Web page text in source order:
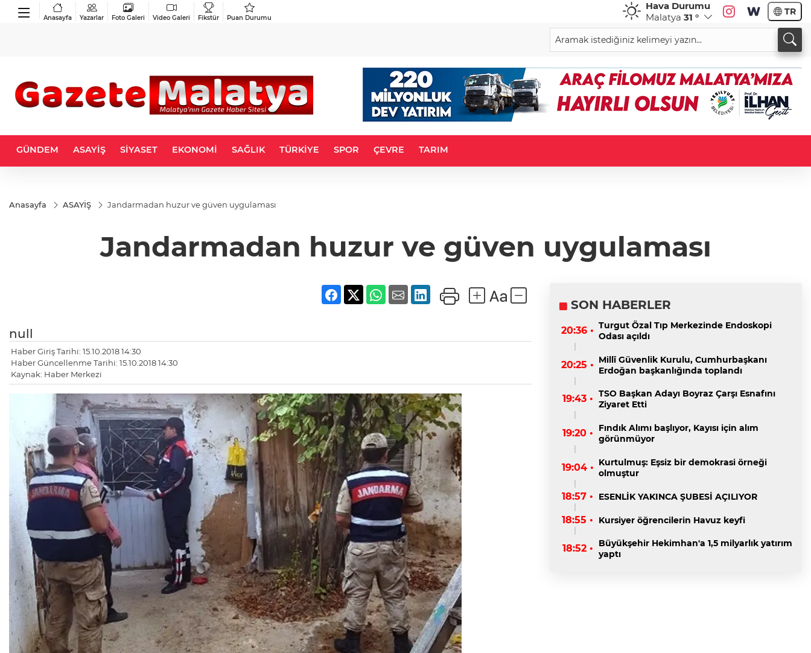
Anasayfa Yazarlar Foto Galeri Video Galeri Fikstür Puan Durumu
Hava Durumu
Malatya 31 ° TR
GÜNDEM ASAYİŞ SİYASET EKONOMİ SAĞLIK TÜRKİYE SPOR ÇEVRE TARIM
Anasayfa ASAYİŞ Jandarmadan huzur ve güven uygulaması
Jandarmadan huzur ve güven uygulaması
null
Haber Giriş Tarihi: 15.10.2018 14:30
Haber Güncellenme Tarihi: 15.10.2018 14:30
Kaynak: Haber Merkezi
SON HABERLER
20:36 • Turgut Özal Tıp Merkezinde Endoskopi
Odası açıldı
20:25 • Millî Güvenlik Kurulu, Cumhurbaşkanı
Erdoğan başkanlığında toplandı
19:43 • TSO Başkan Adayı Boyraz Çarşı Esnafını
Ziyaret Etti
19:20 •
Fındık Alımı başlıyor, Kayısı için alım
görünmüyor
19:04 • Kurtulmuş: Eşsiz bir demokrasi örneği
olmuştur
18:57 • ESENLİK YAKINCA ŞUBESİ AÇILIYOR
18:55 • Kursiyer öğrencilerin Havuz keyfi
18:52 •
Büyükşehir Hekimhan'a 1,5 milyarlık yatırım
yaptı